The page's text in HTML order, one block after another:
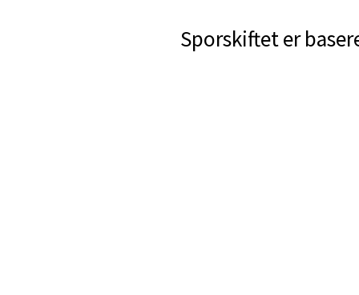
Sporskiftet er